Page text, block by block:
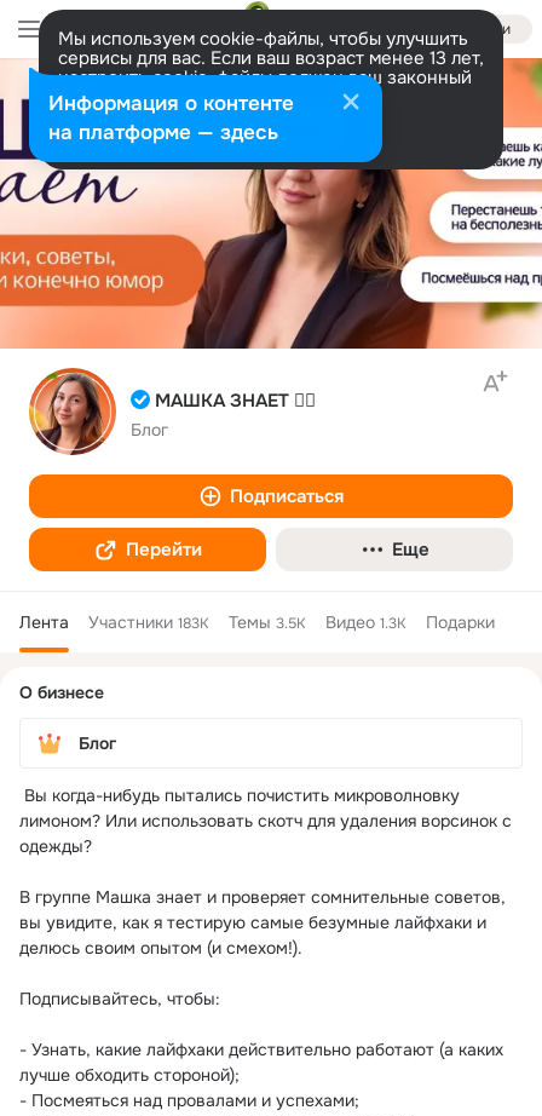
Войти
Мы используем cookie-файлы, чтобы улучшить
сервисы для вас. Если ваш возраст менее 13 лет,
настроить cookie-файлы должен ваш законный
представитель. Больше информации
Разрешить все Настроить
МАШКА ЗНАЕТ ☝🏻
Блог
Подписаться
Перейти Еще
Лента Участники 183K Темы 3.5K Видео 1.3K Подарки
колонка
О бизнесе
Блог
лимоном? Или использовать скотч для удаления ворсинок с
одежды?
В группе Машка знает и проверяет сомнительные советов,
вы увидите, как я тестирую самые безумные лайфхаки и
делюсь своим опытом (и смехом!).
Подписывайтесь, чтобы:
- Узнать, какие лайфхаки действительно работают (а каких
лучше обходить стороной);
- Посмеяться над провалами и успехами;
Информация о контенте
на платформе — здесь